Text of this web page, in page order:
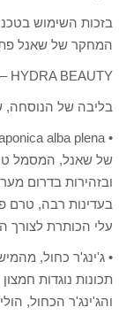
בזכות השימוש
המחקר של שאנל
HYDRA BEAUTY – מיקרו סרום.
בליבה של הנוסחה,
של שאנל, המסמל
ובזהירות בדרום
בעדינות רבה, טרם
עלי הכותרת לצורך
• ג'ינג'ר כחול,
תכונות נוגדות
והג'ינג'ר הכחול,